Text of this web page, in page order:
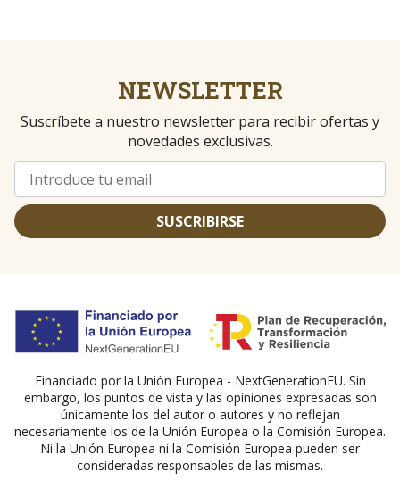
NEWSLETTER
Suscríbete a nuestro newsletter para recibir ofertas y
novedades exclusivas.
SUSCRIBIRSE
Financiado por la Unión Europea - NextGenerationEU. Sin
embargo, los puntos de vista y las opiniones expresadas son
únicamente los del autor o autores y no reflejan
necesariamente los de la Unión Europea o la Comisión Europea.
Ni la Unión Europea ni la Comisión Europea pueden ser
consideradas responsables de las mismas.